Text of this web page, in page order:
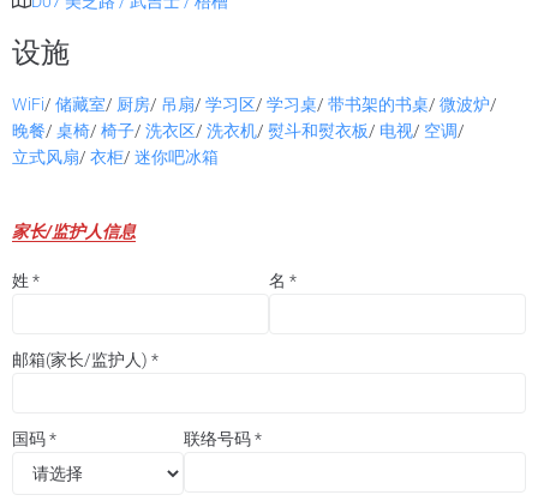
设施
WiFi/ 储藏室/ 厨房/ 吊扇/ 学习区/ 学习桌/ 带书架的书桌/ 微波炉/
晚餐/ 桌椅/ 椅子/ 洗衣区/ 洗衣机/ 熨斗和熨衣板/ 电视/ 空调/
立式风扇/ 衣柜/ 迷你吧冰箱
家长/监护人信息
姓 * 名 *
邮箱(家长/监护人) *
国码* 联络号码*